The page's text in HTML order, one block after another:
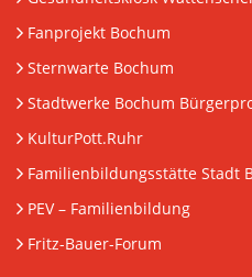
Fanprojekt Bochum
Sternwarte Bochum
Stadtwerke Bochum
KulturPott.Ruhr
Familienbildungsstätte Stadt
PEV– Familienbildung
Fritz-Bauer-Forum